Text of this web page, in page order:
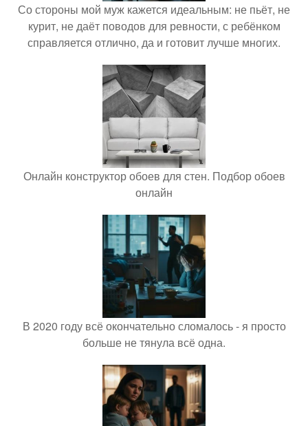
Со стороны мой муж кажется идеальным: не пьёт, не
курит, не даёт поводов для ревности, с ребёнком
справляется отлично, да и готовит лучше многих.
Онлайн конструктор обоев для стен. Подбор обоев
онлайн
В 2020 году всё окончательно сломалось - я просто
больше не тянула всё одна.